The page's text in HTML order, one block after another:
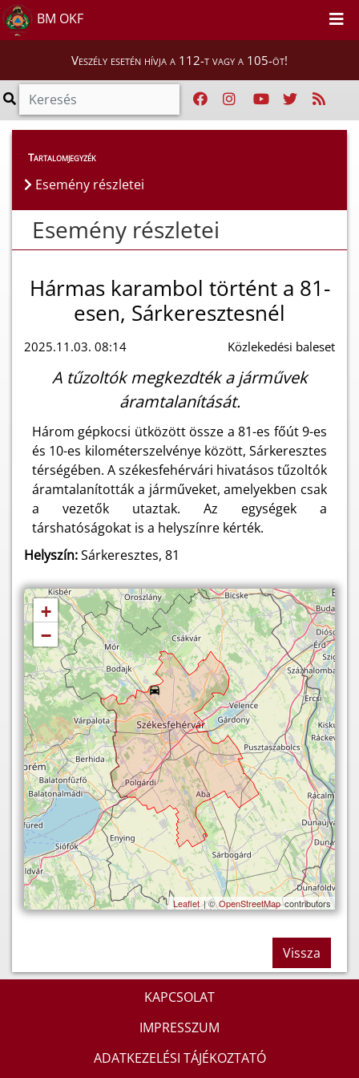
BM OKF
Veszély esetén hívja a 112-t vagy a 105-öt!
Esemény részletei
Tartalomjegyzék
Esemény részletei
Esemény részletei
Hármas karambol történt a 81-
esen, Sárkeresztesnél
2025.11.03. 08:14 Közlekedési baleset
A tűzoltók megkezdték a járművek
áramtalanítását.
Három gépkocsi ütközött össze a 81-es főút 9-es
és 10-es kilométerszelvénye között, Sárkeresztes
térségében. A székesfehérvári hivatásos tűzoltók
áramtalanították a járműveket, amelyekben csak
a vezetők utaztak. Az egységek a
társhatóságokat is a helyszínre kérték.
Helyszín:Sárkeresztes, 81
+
−
Leaflet| ©OpenStreetMapcontributors
Vissza
KAPCSOLAT
IMPRESSZUM
ADATKEZELÉSI TÁJÉKOZTATÓ